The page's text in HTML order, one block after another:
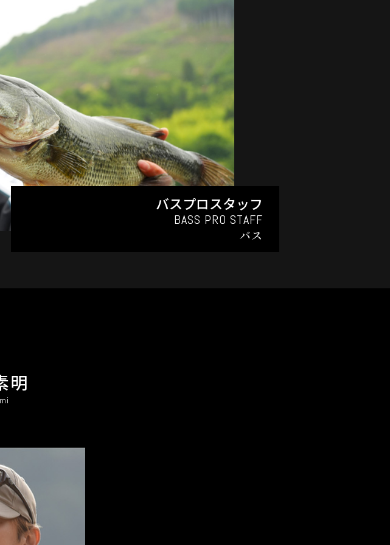
バスプロスタッフ
BASS PRO STAFF
バス
明